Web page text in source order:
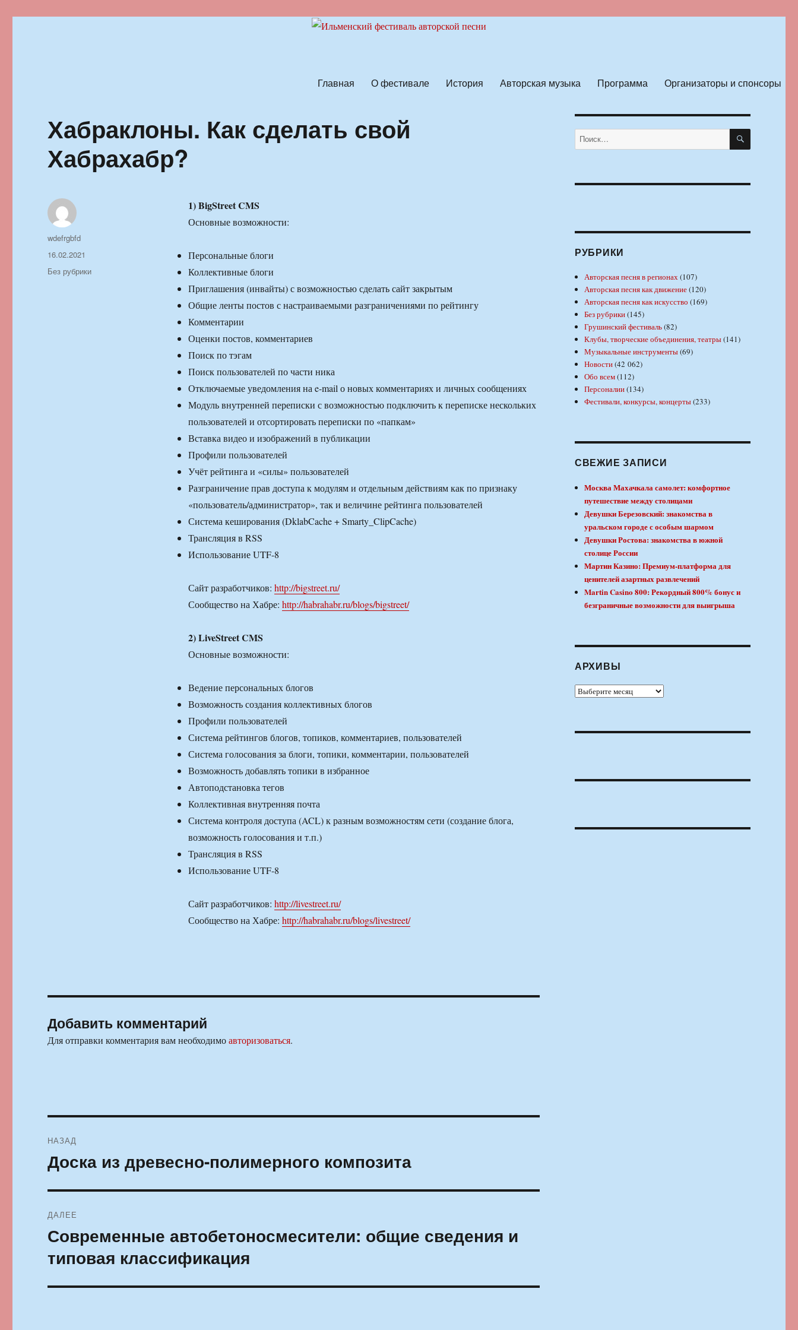
Главная О фестивале История Авторская музыка Программа Организаторы и спонсоры
Хабраклоны. Как сделать свой
Хабрахабр?
1) BigStreet CMS
Основные возможности:
Персональные блоги
Коллективные блоги
Приглашения (инвайты) с возможностью сделать сайт закрытым
Общие ленты постов с настраиваемыми разграничениями по рейтингу
Комментарии
Оценки постов, комментариев
Поиск по тэгам
Поиск пользователей по части ника
Отключаемые уведомления на e-mail о новых комментариях и личных сообщениях
Модуль внутренней переписки с возможностью подключить к переписке нескольких
пользователей и отсортировать переписки по «папкам»
Вставка видео и изображений в публикации
Профили пользователей
Учёт рейтинга и «силы» пользователей
Разграничение прав доступа к модулям и отдельным действиям как по признаку
«пользователь/администратор», так и величине рейтинга пользователей
Система кеширования (DklabCache + Smarty_ClipCache)
Трансляция в RSS
Использование UTF-8
Сайт разработчиков: http://bigstreet.ru/
Сообщество на Хабре: http://habrahabr.ru/blogs/bigstreet/
2) LiveStreet CMS
Основные возможности:
Ведение персональных блогов
Возможность создания коллективных блогов
Профили пользователей
Система рейтингов блогов, топиков, комментариев, пользователей
Система голосования за блоги, топики, комментарии, пользователей
Возможность добавлять топики в избранное
Автоподстановка тегов
Коллективная внутренняя почта
Система контроля доступа (ACL) к разным возможностям сети (создание блога,
возможность голосования и т.п.)
Трансляция в RSS
Использование UTF-8
Сайт разработчиков: http://livestreet.ru/
Сообщество на Хабре: http://habrahabr.ru/blogs/livestreet/
Автор
wdefrgbfd
Опубликовано
16.02.2021
Рубрики
Без рубрики
Добавить комментарий
Для отправки комментария вам необходимоавторизоваться.
по
НАЗАД
Предыдущая
запись:
Доска из древесно-полимерного композита
ДАЛЕЕ
Следующая
Современные автобетоносмесители: общие сведения и
типовая классификация
Искать: ПОИСК
РУБРИКИ
Авторская песня в регионах(107)
Авторская песня как движение(120)
Авторская песня как искусство (169)
Без рубрики(145)
Грушинский фестиваль(82)
Клубы, творческие объединения, театры(141)
Музыкальные инструменты(69)
Новости(42 062)
Обо всем(112)
Персоналии(134)
Фестивали, конкурсы, концерты(233)
СВЕЖИЕ ЗАПИСИ
Москва Махачкала самолет: комфортное
путешествие между столицами
Девушки Березовский: знакомства в
уральском городе с особым шармом
Девушки Ростова: знакомства в южной
столице России
Мартин Казино: Премиум-платформа для
ценителей азартных развлечений
Martin Casino 800: Рекордный 800% бонус и
безграничные возможности для выигрыша
АРХИВЫ
Архивы